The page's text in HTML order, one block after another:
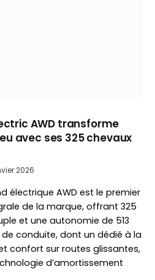
AWD transforme
avec ses 325 chevaux
2026
électrique AWD est le premier
de la marque, offrant 325
et une autonomie de 513
conduite, dont un dédié à la
confort sur routes glissantes,
d’amortissement